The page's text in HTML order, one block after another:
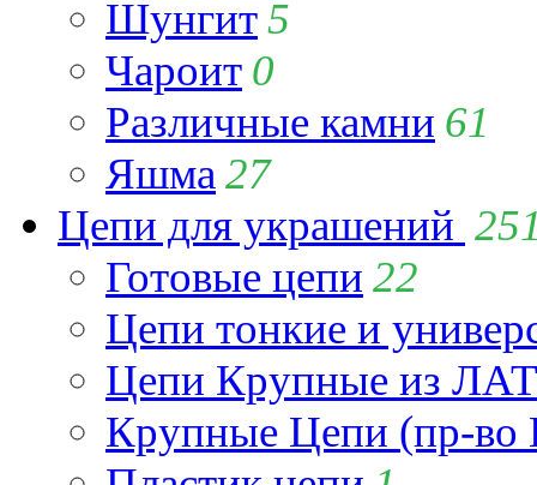
Шунгит5
Чароит 0
Различные камни 61
Яшма 27
Цепи для украшений
Готовые цепи 22
Цепи тонкие и
Цепи Крупные из
Крупные Цепи (пр-во